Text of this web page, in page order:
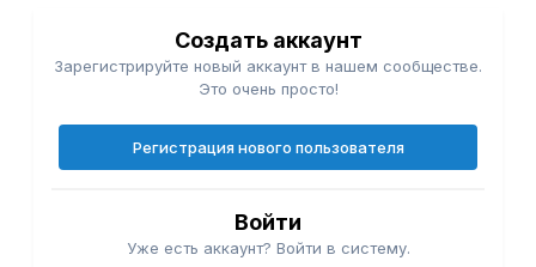
Создать аккаунт
Зарегистрируйте новый аккаунт в нашем сообществе.
Это очень просто!
Регистрация нового пользователя
Войти
Уже есть аккаунт? Войти в систему.